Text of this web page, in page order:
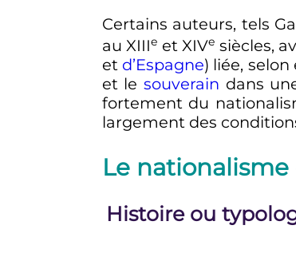
Certains auteurs, tels
au XIIIe et XIVe siècles,
et d’Espagne) liée,
et lesouverain dans
fortement du
largement des
Le
Histoire ou